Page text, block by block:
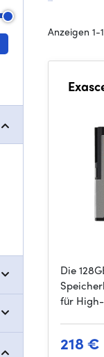
Anzeigen 1-
Die
für
218 €